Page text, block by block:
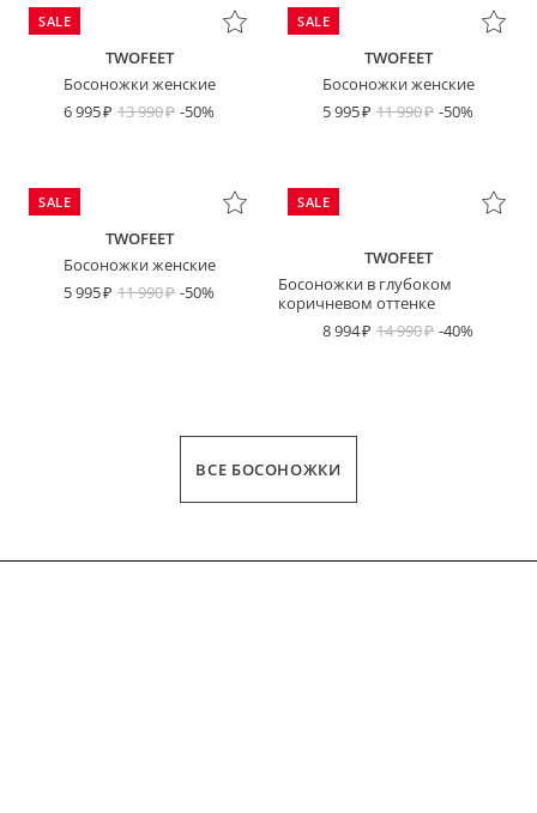
SALE
TWOFEET
Босоножки женские
6 995
13 990 -50%
SALE
TWOFEET
Босоножки женские
5 995
11 990 -50%
SALE
TWOFEET
Босоножки женские
5 995
11 990 -50%
SALE
TWOFEET
Босоножки в глубоком
коричневом оттенке
8 994
14 990 -40%
ВСЕ БОСОНОЖКИ